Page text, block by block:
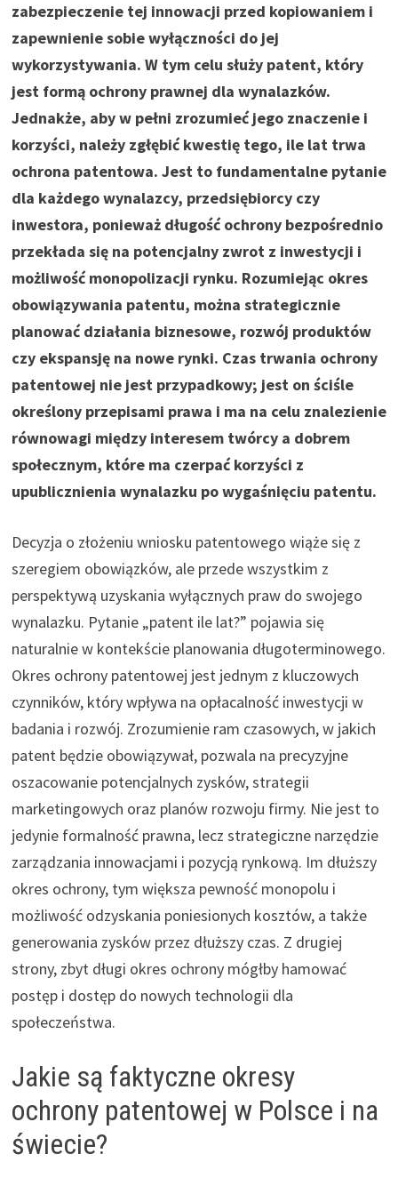
zabezpieczenie tej innowacji przed kopiowaniem i
zapewnienie sobie wyłączności do jej
wykorzystywania. W tym celu służy patent, który
jest formą ochrony prawnej dla wynalazków.
Jednakże, aby w pełni zrozumieć jego znaczenie i
korzyści, należy zgłębić kwestię tego, ile lat trwa
ochrona patentowa. Jest to fundamentalne pytanie
dla każdego wynalazcy, przedsiębiorcy czy
inwestora, ponieważ długość ochrony bezpośrednio
przekłada się na potencjalny zwrot z inwestycji i
możliwość monopolizacji rynku. Rozumiejąc okres
obowiązywania patentu, można strategicznie
planować działania biznesowe, rozwój produktów
czy ekspansję na nowe rynki. Czas trwania ochrony
patentowej nie jest przypadkowy; jest on ściśle
określony przepisami prawa i ma na celu znalezienie
równowagi między interesem twórcy a dobrem
społecznym, które ma czerpać korzyści z
upublicznienia wynalazku po wygaśnięciu patentu.
Decyzja o złożeniu wniosku patentowego wiąże się z
szeregiem obowiązków, ale przede wszystkim z
perspektywą uzyskania wyłącznych praw do swojego
wynalazku. Pytanie „patent ile lat?” pojawia się
naturalnie w kontekście planowania długoterminowego.
Okres ochrony patentowej jest jednym z kluczowych
czynników, który wpływa na opłacalność inwestycji w
badania i rozwój. Zrozumienie ram czasowych, w jakich
patent będzie obowiązywał, pozwala na precyzyjne
oszacowanie potencjalnych zysków, strategii
marketingowych oraz planów rozwoju firmy. Nie jest to
jedynie formalność prawna, lecz strategiczne narzędzie
zarządzania innowacjami i pozycją rynkową. Im dłuższy
okres ochrony, tym większa pewność monopolu i
możliwość odzyskania poniesionych kosztów, a także
generowania zysków przez dłuższy czas. Z drugiej
strony, zbyt długi okres ochrony mógłby hamować
postęp i dostęp do nowych technologii dla
społeczeństwa.
Jakie są faktyczne okresy
ochrony patentowej w Polsce i na
świecie?